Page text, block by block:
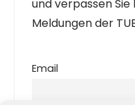
und verpassen
Meldungen der
Email